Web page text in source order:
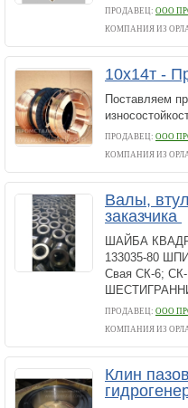
ПРОДАВЕЦ: ООО
КОМПАНИЯ ИЗ
10х14т -
Поставляем
ПРОДАВЕЦ: ООО
КОМПАНИЯ ИЗ
Валы,
заказчика
ШАЙБА
133035-80
Свая СК-6;
ПРОДАВЕЦ: ООО
КОМПАНИЯ ИЗ
Клин